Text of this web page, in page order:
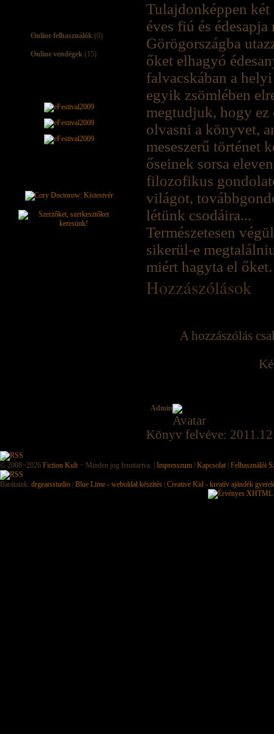
Online felhasználók (0)
Online vendégek (15)
Tulajdonképpen
éves fiú és
Görögországba
őket elhagyó
falvacskában a
egyik zsömlében
megtudjuk, hogy
olvasni a könyvet,
meseszerű történet
őseinek sorsa
filozofikus
világot,
létünk csodáira...
Természetesen
sikerül-e
miért hagyta el őket.
Hozzászólások
A hozzászólás
Admin
Könyv felvéve:
© 2008−2026 Fiction Kult − Minden jog fenntartva. | Impresszum | Kapcsolat | Felhasználói
Barátaink: drgearsstudio | Blue Lime - weboldal készítés | Creative Kid - kreatív ajándék